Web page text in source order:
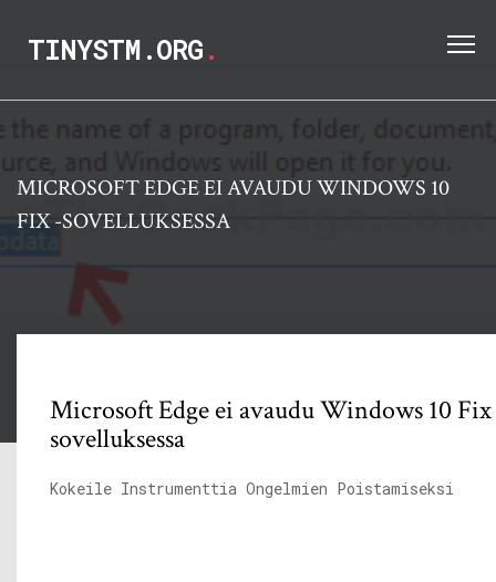
TINYSTM.ORG.
MICROSOFT EDGE EI AVAUDU WINDOWS 10
FIX -SOVELLUKSESSA
Microsoft Edge ei avaudu Windows 10
sovelluksessa
Kokeile Instrumenttia Ongelmien Poistamiseksi